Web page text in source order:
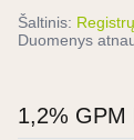
Šaltinis:
Duomenys
1,2% GPM